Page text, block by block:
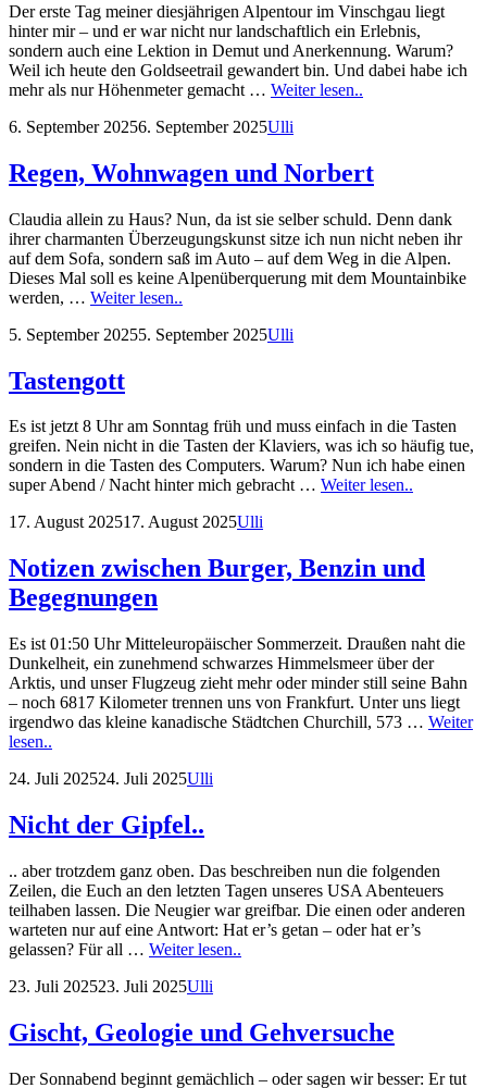
Der erste Tag meiner diesjährigen Alpentour im Vinschgau liegt
hinter mir – und er war nicht nur landschaftlich ein Erlebnis,
sondern auch eine Lektion in Demut und Anerkennung. Warum?
Weil ich heute den Goldseetrail gewandert bin. Und dabei habe ich
mehr als nur Höhenmeter gemacht … Weiter lesen..
Respekt
Posted
6. September 20256. September 2025by
Ulli
Regen, Wohnwagen und Norbert
Claudia allein zu Haus? Nun, da ist sie selber schuld. Denn dank
ihrer charmanten Überzeugungskunst sitze ich nun nicht neben ihr
auf dem Sofa, sondern saß im Auto – auf dem Weg in die Alpen.
Dieses Mal soll es keine Alpenüberquerung mit dem Mountainbike
werden, … Weiter lesen..
und
Posted
5. September 20255. September 2025by
Ulli
Tastengott
Es ist jetzt 8 Uhr am Sonntag früh und muss einfach in die Tasten
greifen. Nein nicht in die Tasten der Klaviers, was ich so häufig tue,
sondern in die Tasten des Computers. Warum? Nun ich habe einen
super Abend / Nacht hinter mich gebracht … Weiter lesen..
Posted
17. August 202517. August 2025by
Ulli
Notizen zwischen Burger, Benzin und
Begegnungen
Es ist 01:50 Uhr Mitteleuropäischer Sommerzeit. Draußen naht die
Dunkelheit, ein zunehmend schwarzes Himmelsmeer über der
Arktis, und unser Flugzeug zieht mehr oder minder still seine Bahn
– noch 6817 Kilometer trennen uns von Frankfurt. Unter uns liegt
irgendwo das kleine kanadische Städtchen Churchill, 573 … Weiter
lesen..
Burger,
und
Begegnungen
Posted
24. Juli 202524. Juli 2025by
Ulli
Nicht der Gipfel..
.. aber trotzdem ganz oben. Das beschreiben nun die folgenden
Zeilen, die Euch an den letzten Tagen unseres USA Abenteuers
teilhaben lassen. Die Neugier war greifbar. Die einen oder anderen
warteten nur auf eine Antwort: Hat er’s getan – oder hat er’s
gelassen? Für all … Weiter lesen..
Posted
23. Juli 202523. Juli 2025by
Ulli
Gischt, Geologie und Gehversuche
Der Sonnabend beginnt gemächlich – oder sagen wir besser: Er tut